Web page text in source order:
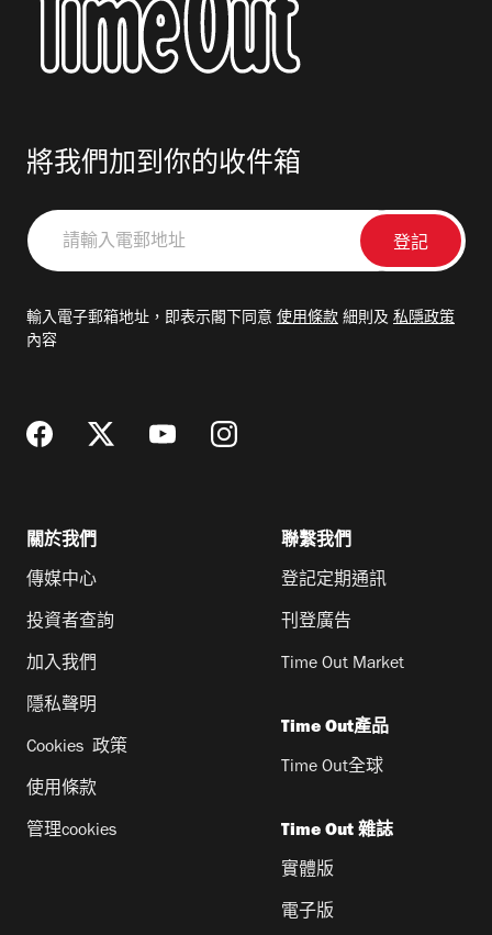
將我們加到你的收件箱
請
輸
郵
輸入電子郵箱地址，即表示閣下同意 使用條款 細則及 私隱政策
內容
關於我們
傳媒中心
投資者查詢
加入我們
隱私聲明
Cookies 政策
使用條款
管理cookies
聯繫我們
登記定期通訊
刊登廣告
Time Out Market
Time Out產品
Time Out全球
Time Out 雜誌
實體版
電子版